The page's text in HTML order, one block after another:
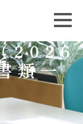
2026
類一